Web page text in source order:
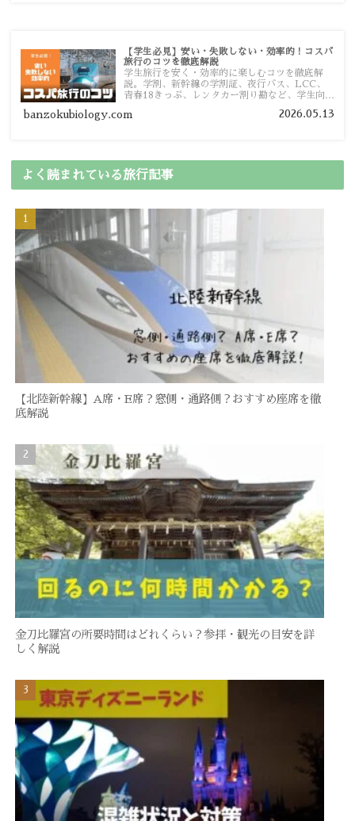
【学生必見】安い・失敗しない・効率的！コスパ
旅行のコツを徹底解説
学生旅行を安く・効率的に楽しむコツを徹底解
説。学割、新幹線の学割証、夜行バス、LCC、
青春18きっぷ、レンタカー割り勘など、学生向け
banzokubiology.com 2026.05.13
よく読まれている旅行記事
【北陸新幹線】A席・E席？窓側・通路側？おすすめ座席を徹
底解説
金刀比羅宮の所要時間はどれくらい？参拝・観光の目安を詳
しく解説